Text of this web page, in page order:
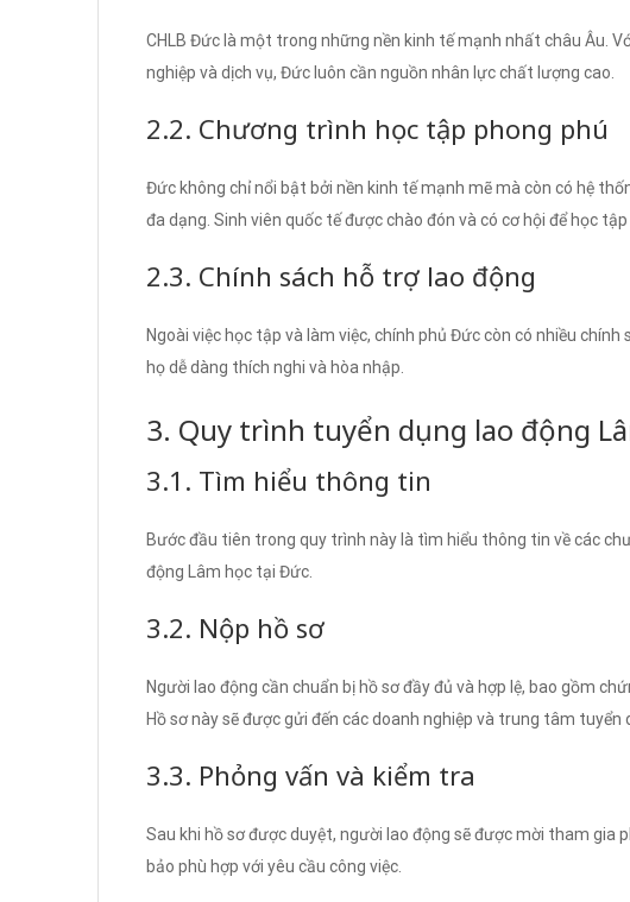
CHLB Đức là một trong những nền kinh tế mạnh nhất châu Âu.
nghiệp và dịch vụ, Đức luôn cần nguồn nhân lực chất lượng cao.
2.2. Chương trình học tập phong phú
Đức không chỉ nổi bật bởi nền kinh tế mạnh mẽ mà còn có hệ
đa dạng. Sinh viên quốc tế được chào đón và có cơ hội để học
2.3. Chính sách hỗ trợ lao động
Ngoài việc học tập và làm việc, chính phủ Đức còn có nhiều
họ dễ dàng thích nghi và hòa nhập.
3. Quy trình tuyển dụng lao động
3.1. Tìm hiểu thông tin
Bước đầu tiên trong quy trình này là tìm hiểu thông tin về các
động Lâm học tại Đức.
3.2. Nộp hồ sơ
Người lao động cần chuẩn bị hồ sơ đầy đủ và hợp lệ, bao gồm
Hồ sơ này sẽ được gửi đến các doanh nghiệp và trung tâm tuyển
3.3. Phỏng vấn và kiểm tra
Sau khi hồ sơ được duyệt, người lao động sẽ được mời tham gia
bảo phù hợp với yêu cầu công việc.